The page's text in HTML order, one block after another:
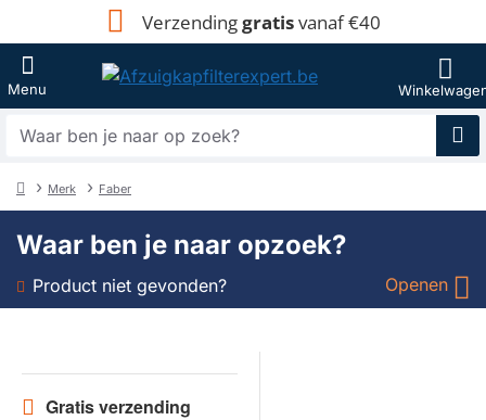
Verzendinggratisvanaf €40
Waar
zoek?
Merk Faber
Waar ben je naar opzoek?
Product niet gevonden? Openen
Gratis verzending